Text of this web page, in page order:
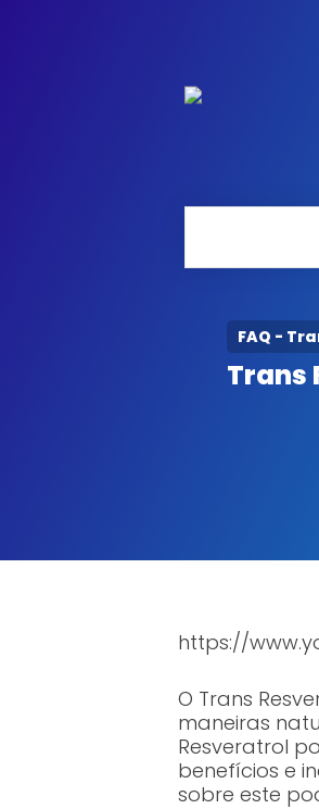
FAQ -
Trans
https://
O Trans
maneiras
Resveratrol
benefícios e
sobre este